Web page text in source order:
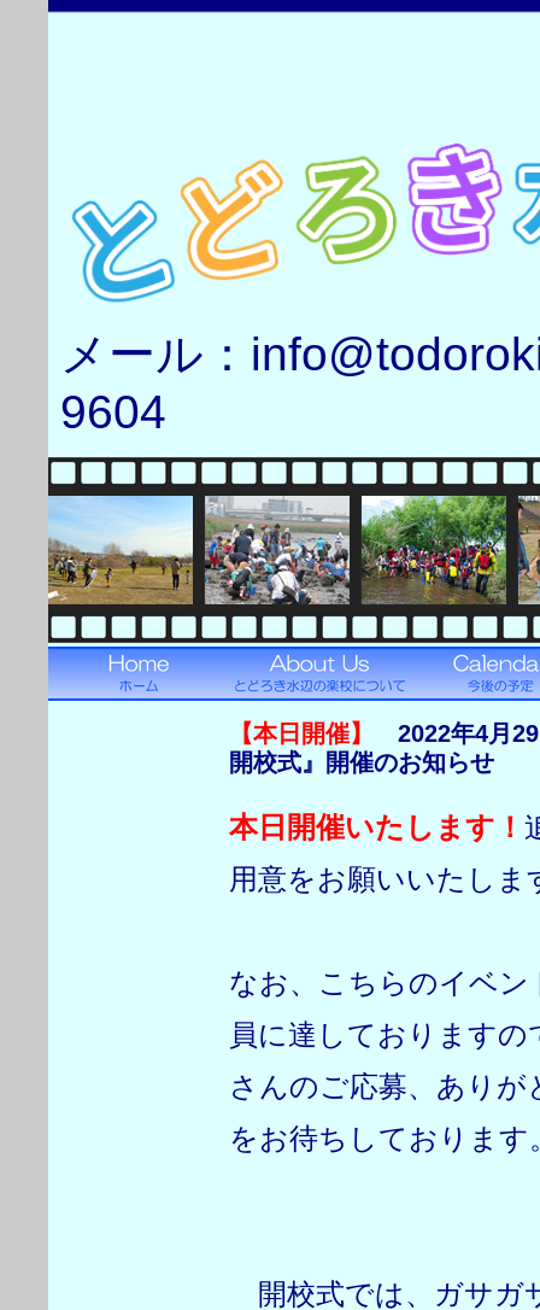
メール：
9604
【本日開催】
2022年4月29
開校式』開催のお知らせ
本日開催いたします！
用意をお願いいたしま
なお、こちらのイベン
員に達しておりますの
さんのご応募、あり
をお待ちしております
開校式では、ガサガ